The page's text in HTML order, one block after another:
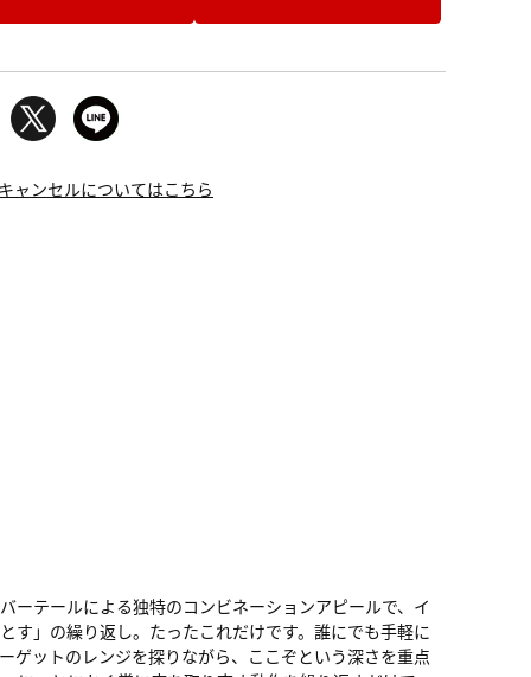
ャンセルについてはこちら
テールによる独特のコンビネーションアピールで、イ
す」の繰り返し。たったこれだけです。誰にでも手軽に
ゲットのレンジを探りながら、ここぞという深さを重点